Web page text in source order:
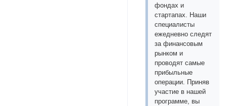
фондах и
стартапах. Наши
специалисты
ежедневно следят
за финансовым
рынком и
проводят самые
прибыльные
операции. Приняв
участие в нашей
программе, вы